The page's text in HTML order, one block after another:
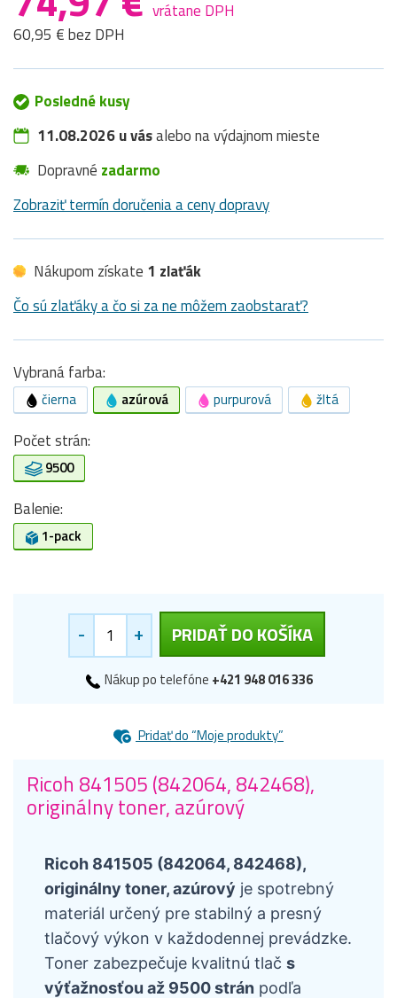
vrátane DPH
60,95 € bez DPH
Posledné kusy
11.08.2026 u vásalebo na výdajnom mieste
Dopravné zadarmo
Zobraziť termín doručenia a ceny dopravy
Nákupom získate 1 zlaťák
Čo sú zlaťáky a čo si za ne môžem zaobstarať?
Vybraná farba:
čierna azúrová purpurová žltá
Počet strán:
9500
Balenie:
1-pack
- + PRIDAŤ DO KOŠÍKA
Nákup po telefóne +421 948 016 336
Pridať do “Moje produkty”
Ricoh 841505 (842064, 842468),
originálny toner, azúrový
Ricoh 841505 (842064, 842468),
originálny toner, azúrový je spotrebný
materiál určený pre stabilný a presný
tlačový výkon v každodennej prevádzke.
Toner zabezpečuje kvalitnú tlač s
výťažnosťou až 9500 strán podľa